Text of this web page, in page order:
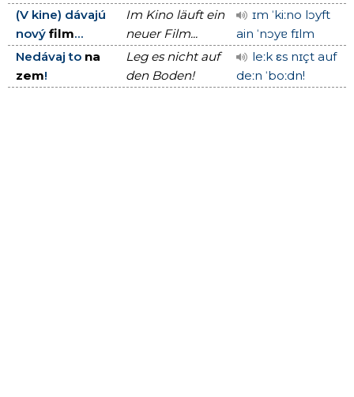
(V kine) dávajú
nový film...
Im Kino läuft ein
neuer Film...
ɪm ˈkiːno lɔyft
ain ˈnɔyɐ fɪlm
Nedávaj to na
zem!
Leg es nicht auf
den Boden!
leːk εs nɪçt auf
deːn ˈboːdn!